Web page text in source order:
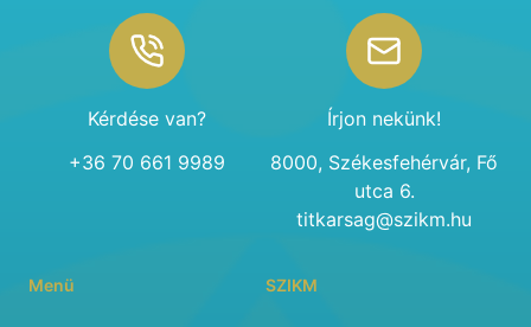
Kérdése van?
+36 70 661 9989
Írjon nekünk!
8000, Székesfehérvár, Fő
utca 6.
titkarsag@szikm.hu
Menü SZIKM